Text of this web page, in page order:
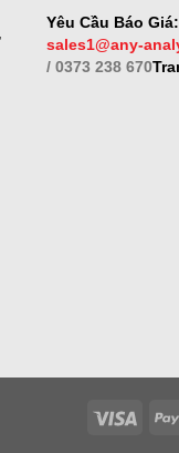
Yêu Cầu Báo Giá:
sales1@any-
/ 0373 238 670